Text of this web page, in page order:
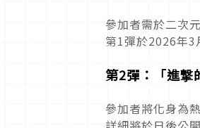
參加者需於二次
第1彈於2026年3
第2彈：「進撃
參加者將化身為